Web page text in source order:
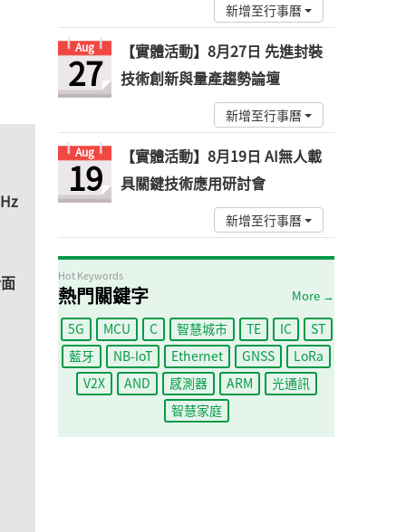
新增至行事曆
Aug
27
【實體活動】8月27日 先進封裝
技術創新與量產趨勢論壇
新增至行事曆
Aug
19
【實體活動】8月19日 AI無人載
具關鍵技術應用研討會
新增至行事曆
Hot Keywords
熱門關鍵字 More →
5G MCU C 智慧城市 TE IC
ST
藍牙
NB-IoT Ethernet GNSS
LoRa
V2X
AND 感測器 ARM
光通訊
智慧家庭